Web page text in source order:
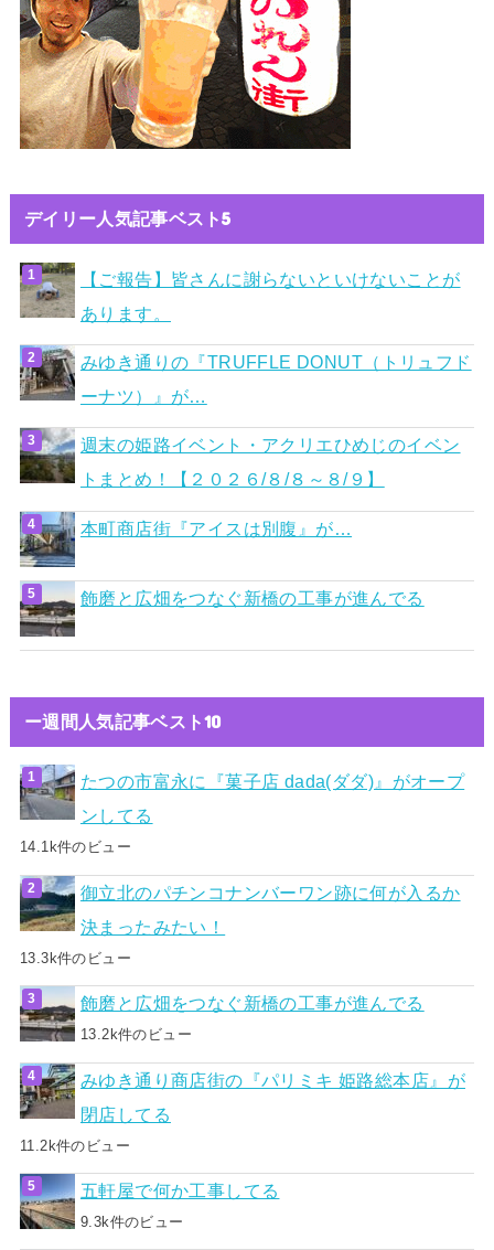
デイリー人気記事ベスト5
【ご報告】皆さんに謝らないといけないことが
あります。
みゆき通りの『TRUFFLE DONUT（トリュフド
ーナツ）』が…
週末の姫路イベント・アクリエひめじのイベン
トまとめ！【２０２６/８/８～８/９】
本町商店街『アイスは別腹』が…
飾磨と広畑をつなぐ新橋の工事が進んでる
ー週間人気記事ベスト10
たつの市富永に『菓子店 dada(ダダ)』がオープ
ンしてる
14.1k件のビュー
御立北のパチンコナンバーワン跡に何が入るか
決まったみたい！
13.3k件のビュー
飾磨と広畑をつなぐ新橋の工事が進んでる
13.2k件のビュー
みゆき通り商店街の『パリミキ 姫路総本店』が
閉店してる
11.2k件のビュー
五軒屋で何か工事してる
9.3k件のビュー